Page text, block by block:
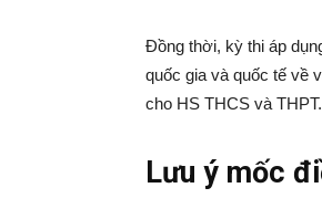
Đồng thời, kỳ thi áp
quốc gia và quốc tế về
cho HS THCS và
Lưu ý mốc